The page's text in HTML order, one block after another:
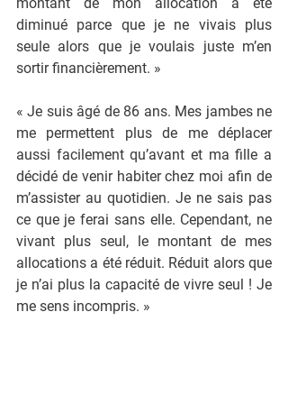
diminué parce que je ne vivais plus
seule alors que je voulais juste m’en
sortir financièrement. »
« Je suis âgé de 86 ans. Mes jambes ne
me permettent plus de me déplacer
aussi facilement qu’avant et ma fille a
décidé de venir habiter chez moi afin de
m’assister au quotidien. Je ne sais pas
ce que je ferai sans elle. Cependant, ne
vivant plus seul, le montant de mes
allocations a été réduit. Réduit alors que
je n’ai plus la capacité de vivre seul ! Je
me sens incompris. »